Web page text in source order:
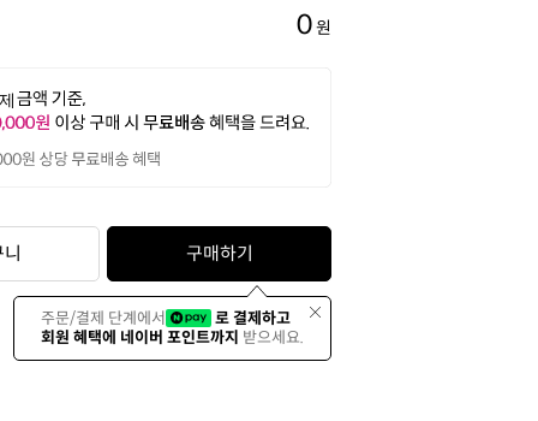
0원
구매하기
주문/결제 단계에서
로 결제하고
회원 혜택에 네이버 포인트까지 받으세요.